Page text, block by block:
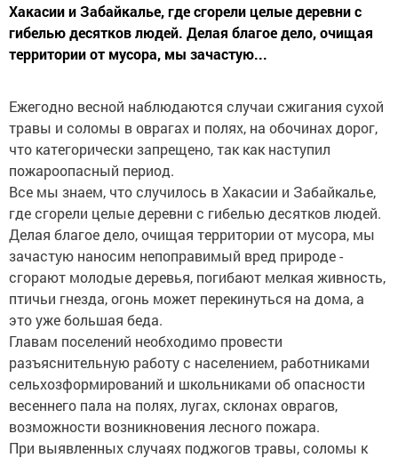
Хакасии и Забайкалье, где сгорели целые деревни с
гибелью десятков людей. Делая благое дело, очищая
территории от мусора, мы зачастую...
Ежегодно весной наблюдаются случаи сжигания сухой
травы и соломы в оврагах и полях, на обочинах дорог,
что категорически запрещено, так как наступил
пожароопасный период.
Все мы знаем, что случилось в Хакасии и Забайкалье,
где сгорели целые деревни с гибелью десятков людей.
Делая благое дело, очищая территории от мусора, мы
зачастую наносим непоправимый вред природе -
сгорают молодые деревья, погибают мелкая живность,
птичьи гнезда, огонь может перекинуться на дома, а
это уже большая беда.
Главам поселений необходимо провести
разъяснительную работу с населением, работниками
сельхозформирований и школьниками об опасности
весеннего пала на полях, лугах, склонах оврагов,
возможности возникновения лесного пожара.
При выявленных случаях поджогов травы, соломы к